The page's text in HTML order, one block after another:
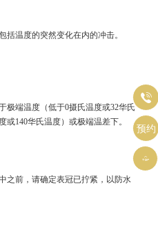
括温度的突然变化在内的冲击。
极端温度（低于0摄氏温度或32华氏
或140华氏温度）或极端温差下。
之前，请确定表冠已拧紧，以防水

预约
